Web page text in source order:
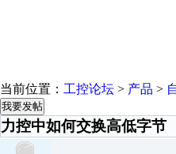
当前位置： 工控论坛 > 产品 >
我要发帖
力控中如何交换高低字节